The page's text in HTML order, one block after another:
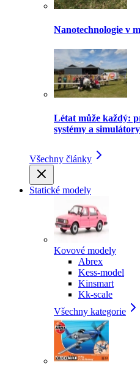
Nanotechnologie v
Létat může každý:
systémy a simulátory
Všechny články
Statické modely
Kovové modely
Abrex
Kess-model
Kinsmart
Kk-scale
Všechny kategorie